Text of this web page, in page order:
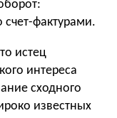
фактурами.
истец
интереса
сходного
известных